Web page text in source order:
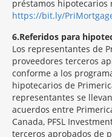
préstamos hipotecarios
https://bit.ly/
6 Referidos para
Los representantes de
proveedores terceros
conforme a los
hipotecarios de
representantes se
acuerdos entre
Canada, PFSL
terceros aprobados de